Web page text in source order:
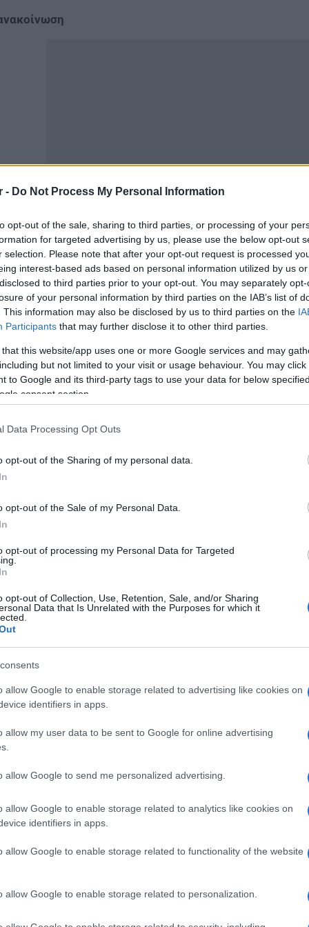
- Do Not Process My Personal Information
opt-out of the sale, sharing to third parties, or processing of your
for targeted advertising by us, please use the below opt-out
selection. Please note that after your opt-out request is processed
interest-based ads based on personal information utilized by us
to third parties prior to your opt-out. You may separately
of your personal information by third parties on the IAB’s list of
This information may also be disclosed by us to third parties on the
Participants that may further disclose it to other third parties.
that this website/app uses one or more Google services and may
but not limited to your visit or usage behaviour. You may
to Google and its third-party tags to use your data for below
consent section.
Data Processing Opt Outs
opt-out of the Sharing of my personal data.
opt-out of the Sale of my Personal Data.
opt-out of processing my Personal Data for Targeted
opt-out of Collection, Use, Retention, Sale, and/or Sharing
Data that Is Unrelated with the Purposes for which it
allow Google to enable storage related to advertising like cookies on
identifiers in apps.
allow my user data to be sent to Google for online advertising
allow Google to send me personalized advertising.
allow Google to enable storage related to analytics like cookies on
identifiers in apps.
allow Google to enable storage related to functionality of the website
allow Google to enable storage related to personalization.
κοινού οι εν λόγω σύλλογοι και ορμώμενοι από τα
(μετακίνηση παιδιών σε άλλες περιοχές με ΕΕΕΕΚ,
σε προβλήματα δημόσιας υγείας λόγω του
πραγματοποίησαν διαδικτυακή συνάντηση
όλων των σχετικών εγγράφων και συνθηκών που
Ά Αθήνας (ΕΕΕΕΚ) κατέληξαν στην εισήγηση του
χρόνια μετά την λήψη της σχετικής απόφασης από
Εργαστηρίου Ειδικής Επαγγελματικής Εκπαίδευσης
ένα φάντασμα στα χαρτιά.
εν λόγω θέμα πλέον χρονίζει και δυσκολεύει
ειδικής αγωγής δευτεροβάθμιας εκπαίδευσης,
Εκπαίδευσης (ΕΕΕΕΚ), που
αναπτυξιακές διαταραχές στο φάσμα του
Αθηναίων, ο μεγαλύτερος πληθυσμιακά δήμος και
αποτέλεσμα τα παιδιά των κατοίκων του να
για να πάνε και να έλθουν προκειμένου να
και Νέου Ηρακλείου. Όπως αντιλαμβάνεστε είναι
καθημερινή μετακίνηση, παιδιά με πολύ
να ανταπεξέλθουν στο θεραπευτικό πρόγραμμα
και λειτουργία τέτοιων σχολείων έγκειται στην
επίσης να επισημανθεί ότι οι ανωτέρω δομές στις
υπερκορεσμέ νέες αφού κάθε μία από αυτές
πιο δύσκολη η θεραπευτική διαδικασία αφού
ολιγομελών τμημάτων.
συνέχεια σχετικών προτάσεων που διενεργήθηκαν
η απόφαση 1977/6.12.2018 από το Δημοτικό